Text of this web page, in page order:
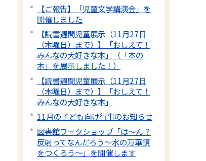
【ご報告】「児童文学講演会」を
開催しました
【読書週間児童展示（11月27日
（木曜日）まで）】「おしえて！
みんなの大好きな本」（「本の
木」を展示しました！）
【読書週間児童展示（11月27日
（木曜日）まで）】「おしえて！
みんなの大好きな本」
11月の子ども向け行事のお知らせ
図書館ワークショップ「は～ん？
反射ってなんだろう～水の万華鏡
をつくろう～」を開催します